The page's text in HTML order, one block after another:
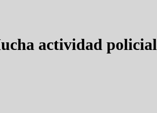
actividad policial